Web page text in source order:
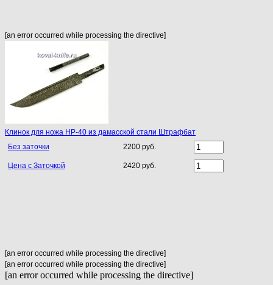
[an error occurred while processing the directive]
Клинок для ножа НР-40 из дамасской стали Штрафбат
Без заточки
2200 руб.
Цена с Заточкой 2420 руб.
[an error occurred while processing the directive]
[an error occurred while processing the directive]
[an error occurred while processing the directive]